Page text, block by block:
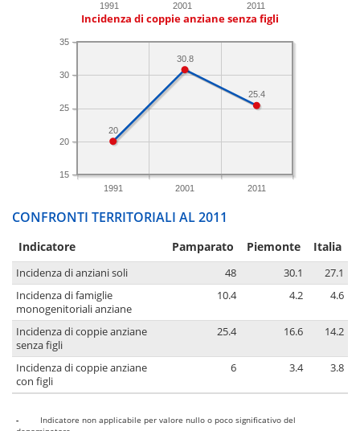
1991 2001 2011
Incidenza di coppie anziane senza figli
1991 2001 2011
15
20
25
30
35
25.4
30.8
20
CONFRONTI TERRITORIALI AL 2011
Indicatore Pamparato Piemonte Italia
Incidenza di anziani soli 48 30.1
27.1
Incidenza di famiglie
monogenitoriali anziane
10.4 4.2 4.6
Incidenza di coppie anziane
senza figli
25.4 16.6 14.2
Incidenza di coppie anziane
con figli
6 3.4 3.8
-
Indicatore non applicabile per valore nullo o poco significativo del